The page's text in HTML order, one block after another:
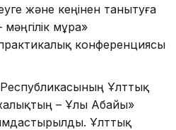
және кеңінен танытуға
мұра»
конференциясы
Ұлттық
– Ұлы Абайы»
Ұлттық